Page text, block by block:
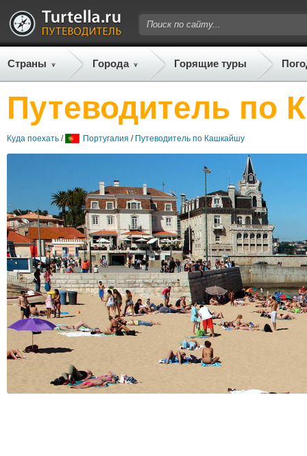
Страны Города Горящие туры
Путеводитель по
Куда поехать / Португалия / Путеводитель по Кашкайшу